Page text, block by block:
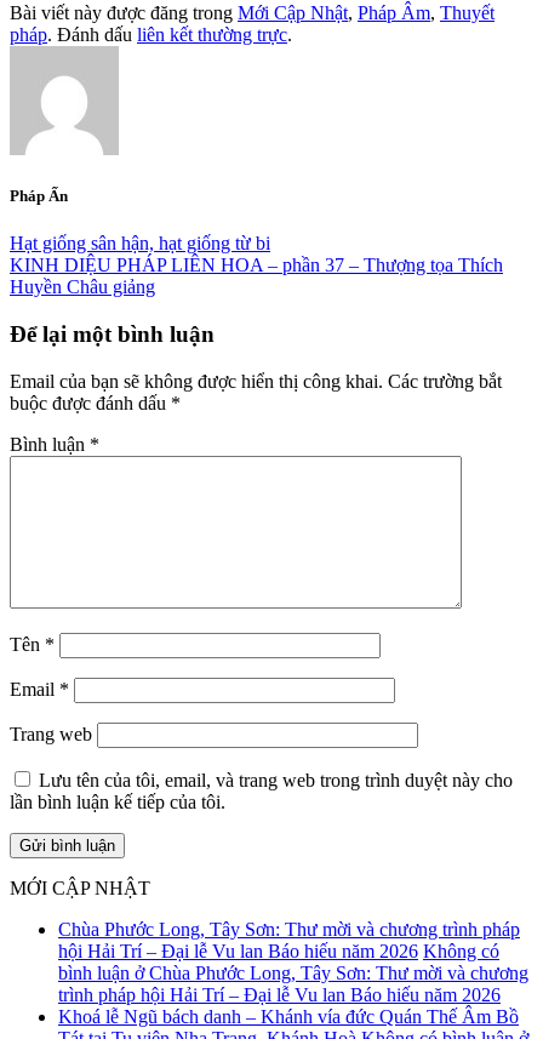
Bài viết này được đăng trong Mới Cập Nhật, Pháp Âm, Thuyết
pháp. Đánh dấu liên kết thường trực.
Pháp Ấn
Hạt giống sân hận, hạt giống từ bi
KINH DIỆU PHÁP LIÊN HOA – phần 37 – Thượng tọa Thích
Huyền Châu giảng
Để lại một bình luận
Email của bạn sẽ không được hiển thị công khai. Các trường bắt
buộc được đánh dấu *
Bình luận *
Tên *
Email *
Trang web
Lưu tên của tôi, email, và trang web trong trình duyệt này cho
lần bình luận kế tiếp của tôi.
MỚI CẬP NHẬT
Chùa Phước Long, Tây Sơn: Thư mời và chương trình pháp
hội Hải Trí – Đại lễ Vu lan Báo hiếu năm 2026 Không có
bình luận ở Chùa Phước Long, Tây Sơn: Thư mời và chương
trình pháp hội Hải Trí – Đại lễ Vu lan Báo hiếu năm 2026
Khoá lễ Ngũ bách danh – Khánh vía đức Quán Thế Âm Bồ